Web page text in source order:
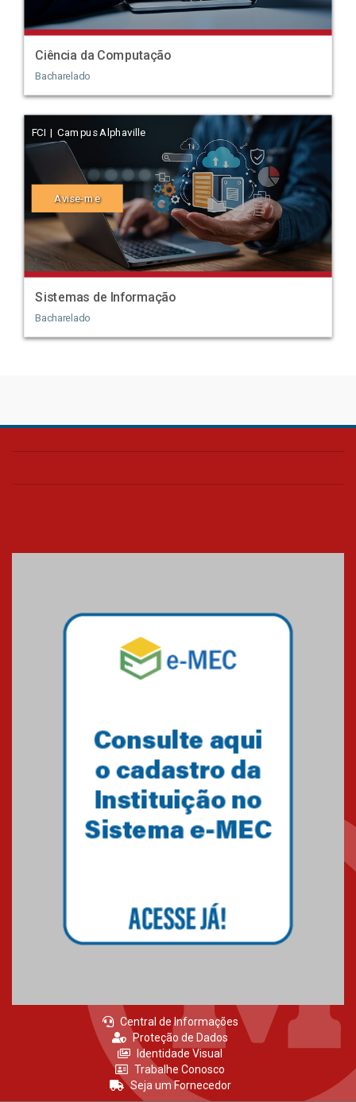
Ciência da Computação
Bacharelado
FCI | Campus Alphaville
Avise-me
Sistemas de Informação
Bacharelado
Central de Informações
Proteção de Dados
Identidade Visual
Trabalhe Conosco
Seja um Fornecedor